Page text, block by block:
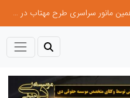
جمع‌آوری 183 برق غیرمجاز در شانزدهمین مانور سراسری طرح مهتاب در استان تهران